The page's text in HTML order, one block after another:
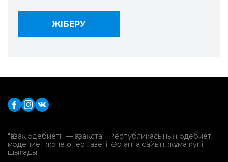
"Қазақ әдебиеті" — Қазақстан Республикасының әдебиет,
мәдениет және өнер газеті. Әр апта сайын, жұма күні
шығады.